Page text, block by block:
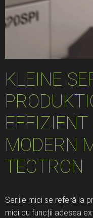
KLEINE
EFFIZIENT
MODERN
TECTRON
Seriile mici se referă la
mici cu funcții adesea